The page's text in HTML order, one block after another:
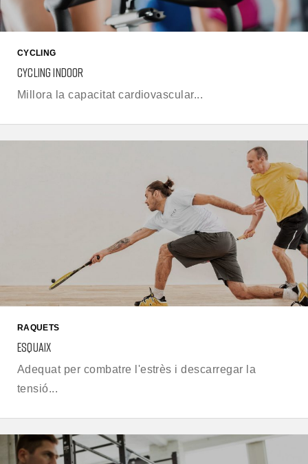
CYCLING
CYCLING INDOOR
Millora la capacitat cardiovascular...
RAQUETS
ESQUAIX
Adequat per combatre l'estrès i descarregar la
tensió...